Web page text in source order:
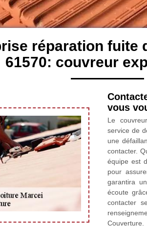
réparation fuite
61570: couvreur
vous
Le
service de
une
contacter.
équipe est
pour
garantira
écoute
contacter